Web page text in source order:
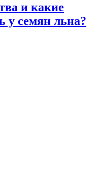
и какие
у семян льна?